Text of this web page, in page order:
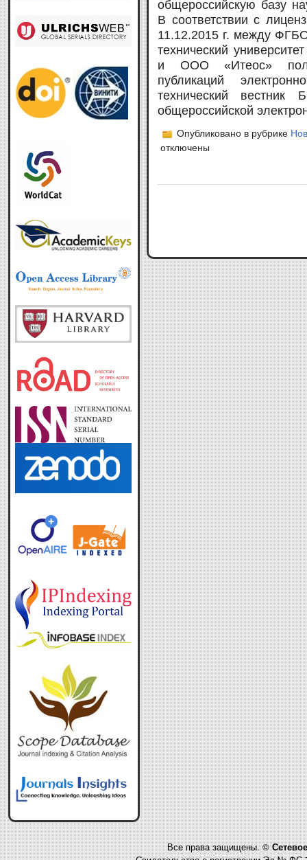
общероссийскую базу
В соответствии с
11.12.2015 г. между
технический
и ООО «Итеос»
публикаций
технический
общероссийской
Опубликовано в рубрике
отключены
Все права защищены. ©